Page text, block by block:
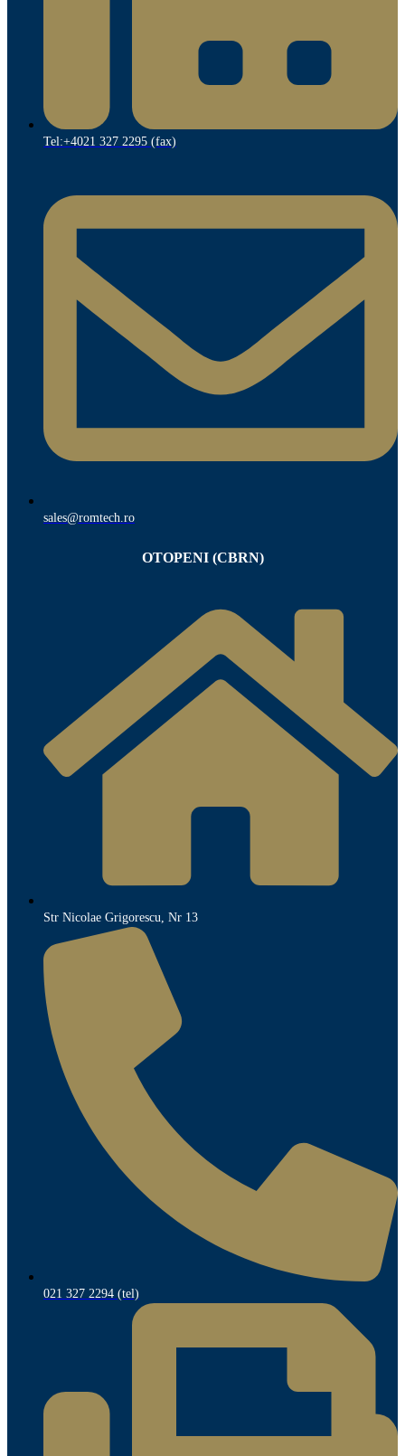
Tel:+4021 327 2295 (fax)
sales@romtech.ro
OTOPENI (CBRN)
Str Nicolae Grigorescu, Nr 13
021 327 2294 (tel)